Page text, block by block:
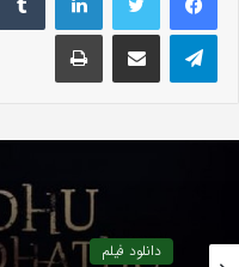
تلگرام اشتراک گذاری با ایمیل چاپ
دانلود فیلم